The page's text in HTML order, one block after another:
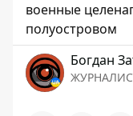
военные
полуостровом
Богдан